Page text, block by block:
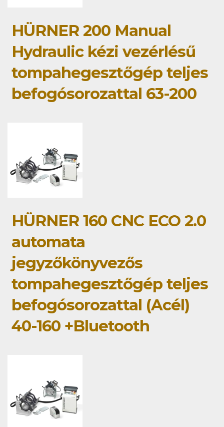
HÜRNER 200 Manual
Hydraulic kézi vezérlésű
tompahegesztőgép teljes
befogósorozattal 63-200
HÜRNER 160 CNC ECO 2.0
automata
jegyzőkönyvezős
tompahegesztőgép teljes
befogósorozattal (Acél)
40-160 +Bluetooth